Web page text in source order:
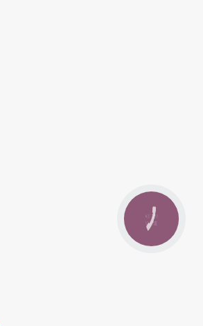
КНОПКА
ЗВ'ЯЗКУ